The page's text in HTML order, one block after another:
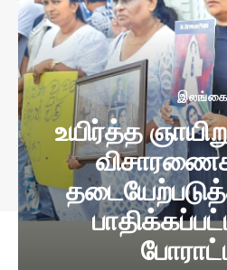
இலங்கை
உயிர்த்த